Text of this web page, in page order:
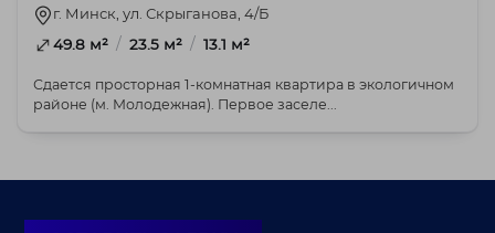
г. Минск, ул. Скрыганова, 4/Б
49.8 м² / 23.5 м² / 13.1 м²
Сдается просторная 1-комнатная квартира в экологичном
районе (м. Молодежная). Первое заселе...